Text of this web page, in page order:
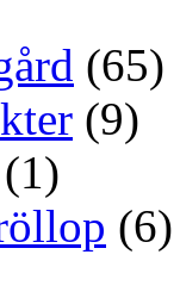
(65)
(9)
(1)
(6)